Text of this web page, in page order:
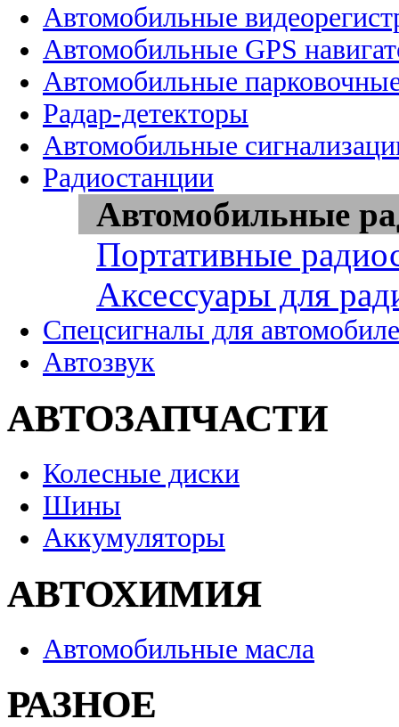
Автомобильные
Автомобильные GPS
Автомобильные
Радар-детекторы
Автомобильные
Радиостанции
Автомобильные
Портативные
Аксессуары для
Спецсигналы для
Автозвук
АВТОЗАПЧАСТИ
Колесные диски
Шины
Аккумуляторы
АВТОХИМИЯ
Автомобильные масла
РАЗНОЕ